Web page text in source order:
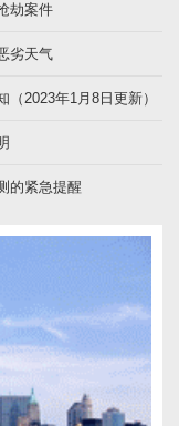
劫案件
劣天气
2023年1月8日更新）
的紧急提醒